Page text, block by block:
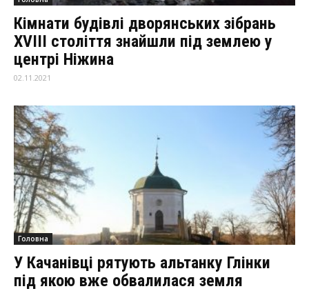
Кімнати будівлі дворянських зібрань
XVIII століття знайшли під землею у
центрі Ніжина
02.11.2021
Головна
У Качанівці рятують альтанку Глінки
під якою вже обвалилася земля